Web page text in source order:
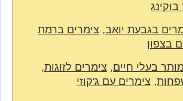
בגבעת יואב, צימרים ברמת
בצפון
מותר בעלי חיים, צימרים לזוגות,
, צימרים עם ג'קוזי